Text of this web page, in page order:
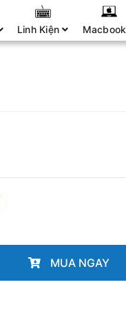
Linh Kiện Macbook
MUA NGAY